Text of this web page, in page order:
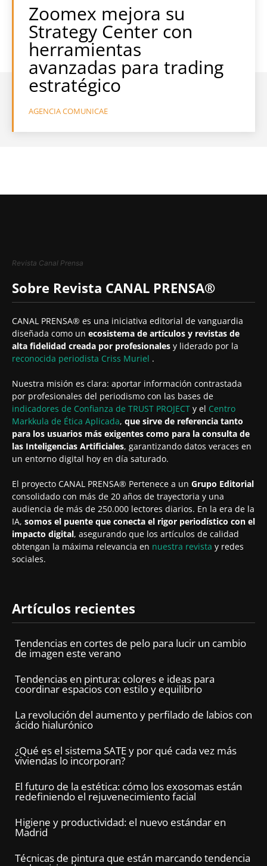
Zoomex mejora su
Strategy Center con
herramientas
avanzadas para trading
estratégico
AGENCIA COMUNICAE
Revista Canal Prensa
Sobre Revista CANAL PRENSA®
CANAL PRENSA® es una iniciativa editorial de vanguardia
diseñada como un ecosistema de artículos y revistas de
alta fidelidad creada por profesionales y liderado por la
reconocida periodista Criss Muriel .
Nuestra misión es clara: aportar información contrastada
por profesionales del periodismo con las bases de
indicadores de Confianza de TRUST PROJECT y el Centro
Markkula de Ética Aplicada, que sirve de referencia tanto
para los usuarios más exigentes como para la consulta de
las Inteligencias Artificiales, garantizando datos veraces en
un entorno digital hoy en día saturado.
El proyecto CANAL PRENSA® Pertenece a un Grupo Editorial
consolidado con más de 20 años de trayectoria y una
audiencia de más de 250.000 lectores diarios. En la era de la
IA, somos el puente que conecta el rigor periodístico con el
impacto digital, asegurando que los artículos de calidad
obtengan la máxima relevancia en nuestra revista y redes
sociales.
Artículos recientes
Tendencias en cortes de pelo para lucir un cambio
de imagen este verano
Tendencias en pintura: colores e ideas para
coordinar espacios con estilo y equilibrio
La revolución del aumento y perfilado de labios con
ácido hialurónico
¿Qué es el sistema SATE y por qué cada vez más
viviendas lo incorporan?
El futuro de la estética: cómo los exosomas están
redefiniendo el rejuvenecimiento facial
Higiene y productividad: el nuevo estándar en
Madrid
Técnicas de pintura que están marcando tendencia